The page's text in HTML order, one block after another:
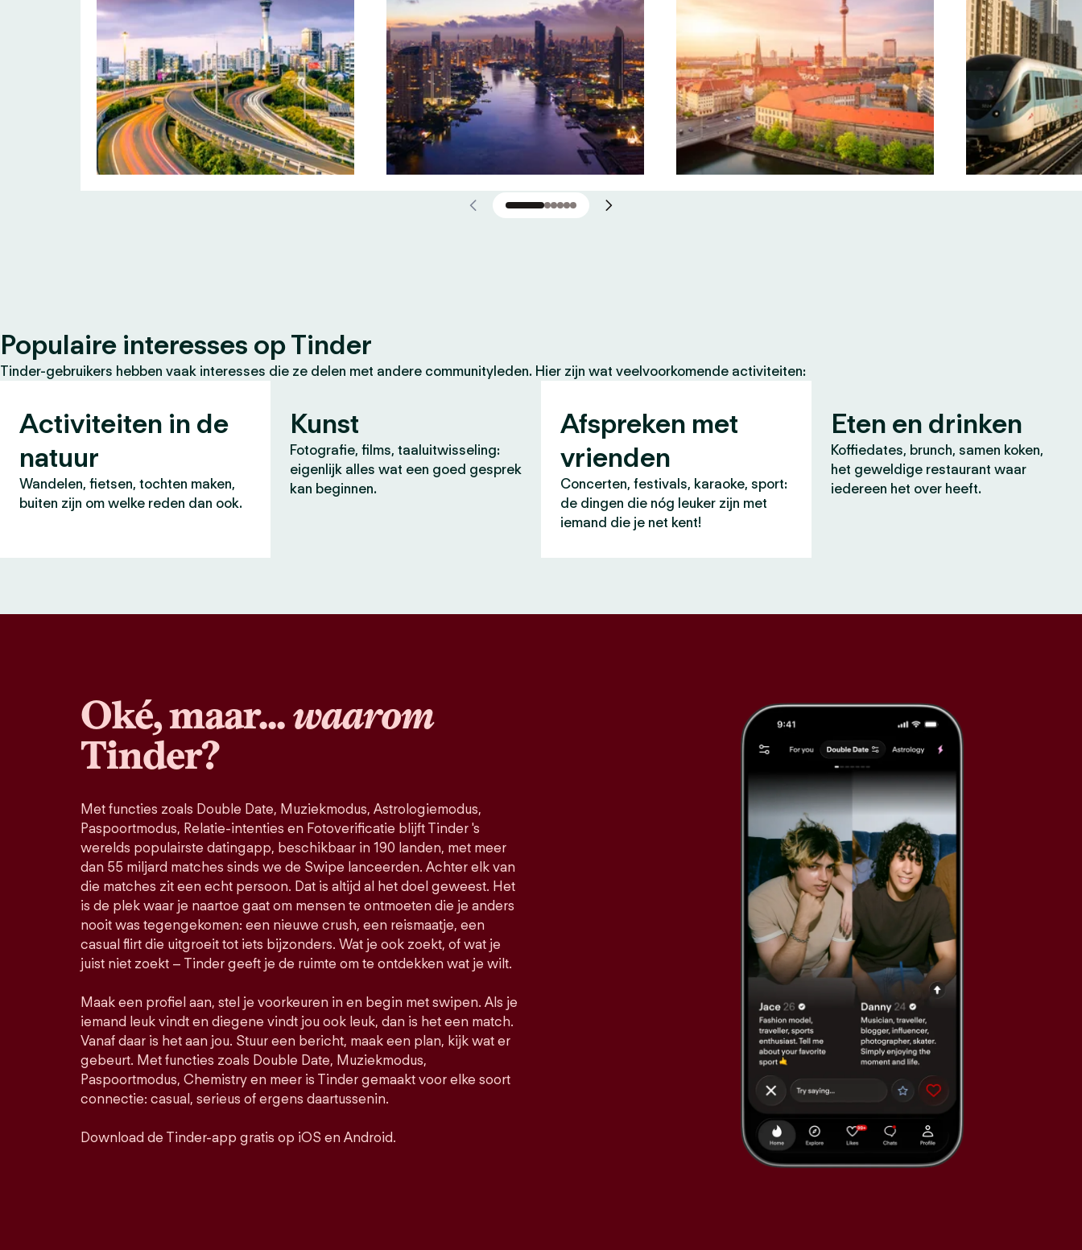
Populaire interesses op Tinder
Tinder-gebruikers hebben vaak interesses die ze delen met andere communityleden. Hier zijn wat veelvoorkomende activiteiten:
Activiteiten in de
natuur
Wandelen, fietsen, tochten maken,
buiten zijn om welke reden dan ook.
Kunst
Fotografie, films, taaluitwisseling:
eigenlijk alles wat een goed gesprek
kan beginnen.
Afspreken met
vrienden
Concerten, festivals, karaoke, sport:
de dingen die nóg leuker zijn met
iemand die je net kent!
Eten en drinken
Koffiedates, brunch, samen koken,
het geweldige restaurant waar
iedereen het over heeft.
Oké, maar...waarom
Tinder?
Met functies zoals Double Date, Muziekmodus, Astrologiemodus,
Paspoortmodus, Relatie-intenties en Fotoverificatie blijft Tinder 's
werelds populairste datingapp, beschikbaar in 190 landen, met meer
dan 55 miljard matches sinds we de Swipe lanceerden. Achter elk van
die matches zit een echt persoon. Dat is altijd al het doel geweest. Het
is de plek waar je naartoe gaat om mensen te ontmoeten die je anders
nooit was tegengekomen: een nieuwe crush, een reismaatje, een
casual flirt die uitgroeit tot iets bijzonders. Wat je ook zoekt, of wat je
juist niet zoekt – Tinder geeft je de ruimte om te ontdekken wat je wilt.
Maak een profiel aan, stel je voorkeuren in en begin met swipen. Als je
iemand leuk vindt en diegene vindt jou ook leuk, dan is het een match.
Vanaf daar is het aan jou. Stuur een bericht, maak een plan, kijk wat er
gebeurt. Met functies zoals Double Date, Muziekmodus,
Paspoortmodus, Chemistry en meer is Tinder gemaakt voor elke soort
connectie: casual, serieus of ergens daartussenin.
Download de Tinder-app gratis op iOS en Android.